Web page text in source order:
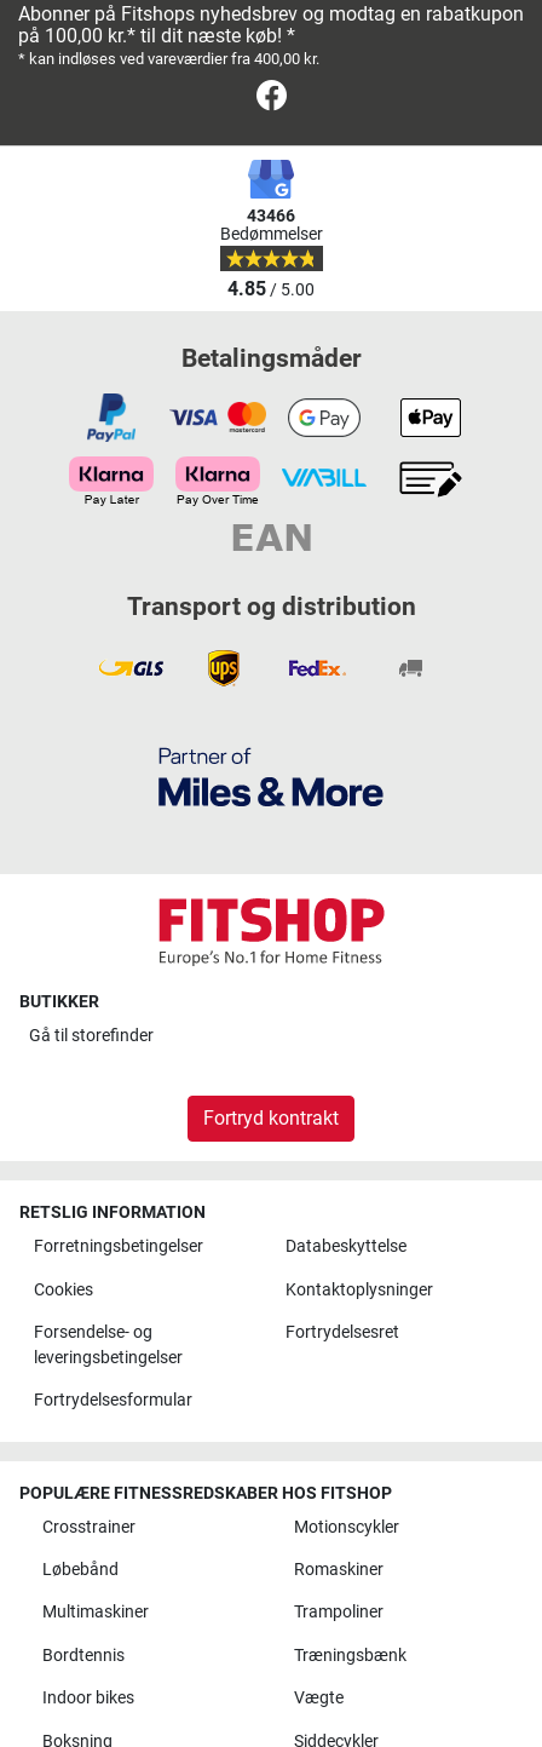
Abonner på Fitshops nyhedsbrev og modtag en rabatkupon
på 100,00 kr.* til dit næste køb! *
* kan indløses ved vareværdier fra 400,00 kr.
43466
Bedømmelser
4.85/ 5.00
Betalingsmåder
Transport og distribution
BUTIKKER
Gå til storefinder
Fortryd kontrakt
RETSLIG INFORMATION
Forretningsbetingelser
Databeskyttelse
Cookies Kontaktoplysninger
Forsendelse- og
leveringsbetingelser
Fortrydelsesret
Fortrydelsesformular
POPULÆRE FITNESSREDSKABER HOS FITSHOP
Crosstrainer
Motionscykler
Løbebånd Romaskiner
Multimaskiner Trampoliner
Bordtennis Træningsbænk
Indoor bikes Vægte
Boksning Siddecykler